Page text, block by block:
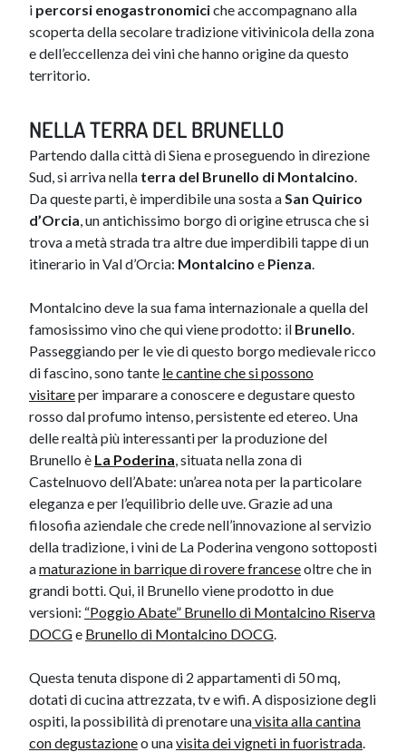
i percorsi enogastronomiciche accompagnano alla
scoperta della secolare tradizione vitivinicola della zona
e dell’eccellenza dei vini che hanno origine da questo
territorio.
NELLA TERRA DEL BRUNELLO
Partendo dalla città di Siena e proseguendo in direzione
Sud, si arriva nella terra del Brunello di Montalcino.
Da queste parti, è imperdibile una sosta aSan Quirico
d’Orcia, un antichissimo borgo di origine etrusca che si
trova a metà strada tra altre due imperdibili tappe di un
itinerario in Val d’Orcia: Montalcino e Pienza.
Montalcino deve la sua fama internazionale a quella del
famosissimo vino che qui viene prodotto: il Brunello.
Passeggiando per le vie di questo borgo medievale ricco
di fascino, sono tante le cantin​e che si possono
visitareper imparare a conoscere e degustare questo
rosso dal profumo intenso, persistente ed etereo. Una
delle realtà più interessanti per la produzione del
Brunello è La Poderina, situata nella zona di
Castelnuovo dell’Abate: un’area nota per la particolare
eleganza e per l’equilibrio delle uve. Grazie ad una
filosofia aziendale che crede nell’innovazione al servizio
della tradizione, i vini de La Poderina vengono sottoposti
amaturazione in barrique di rovere franceseoltre che in
grandi botti. Qui, il Brunello viene prodotto in due
versioni: “Poggio ​Abate” Brunello di Montalcino Riserva
DOCGe Bru​nello di Montalcino DOCG.
Questa tenuta dispone di 2 appartamenti di 50 mq,
dotati di cucina attrezzata, tv e wifi. A disposizione degli
ospiti, la possibilità di prenotare unavisita alla cantin​a
con degustazioneo unavisita dei vigneti in fuoristrada.